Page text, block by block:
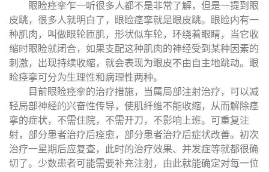
眼睑痉挛乍一听很多人都不是非常了解，但是一提到眼
皮跳，很多人就明白了，眼睑痉挛就是眼皮跳。眼睑内有一
种肌肉，叫做眼轮匝肌，形状似车轮，环绕着眼睛，当它收
缩时眼睑就闭合，如果支配这种肌肉的神经受到某种因素的
刺激，出现持续收缩，就会表现为眼皮不由自主地跳动。眼
睑痉挛可分为生理性和病理性两种。
目前眼睑痉挛的治疗措施，当属局部注射治疗，可以减
轻局部神经的兴奋性传导，使肌纤维不能收缩，从而解除痉
挛的症状，不需住院，不需开刀，不影响上班。可重复注
射，部分患者治疗后痊愈，部分患者治疗后症状改善。初次
治疗一星期后应复查，此时的治疗效果、并发症等就都很确
切了。少数患者可能需要补充注射，由此就能确定对每一位